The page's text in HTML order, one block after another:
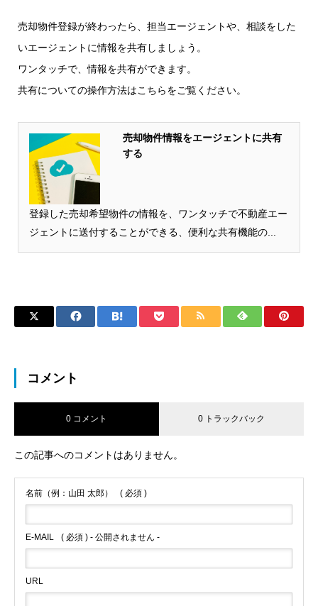
売却物件登録が終わったら、担当エージェントや、相談をした
いエージェントに情報を共有しましょう。
ワンタッチで、情報を共有ができます。
共有についての操作方法はこちらをご覧ください。
売却物件情報をエージェントに共有
する
登録した売却希望物件の情報を、ワンタッチで不動産エー
ジェントに送付することができる、便利な共有機能の...
コメント
0 コメント 0 トラックバック
この記事へのコメントはありません。
名前（例：山田 太郎） ( 必須 )
E-MAIL ( 必須 ) - 公開されません -
URL